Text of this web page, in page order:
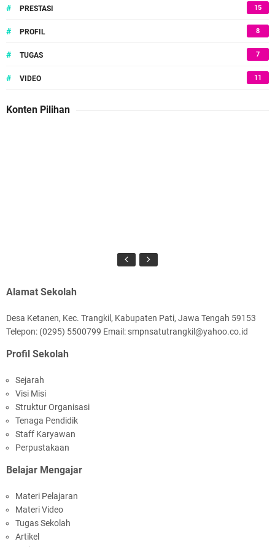
# PRESTASI 15
# PROFIL 8
# TUGAS 7
# VIDEO 11
Konten Pilihan
Alamat Sekolah
Desa Ketanen, Kec. Trangkil, Kabupaten Pati, Jawa Tengah 59153
Telepon: (0295) 5500799 Email: smpnsatutrangkil@yahoo.co.id
Profil Sekolah
Sejarah
Visi Misi
Struktur Organisasi
Tenaga Pendidik
Staff Karyawan
Perpustakaan
Belajar Mengajar
Materi Pelajaran
Materi Video
Tugas Sekolah
Artikel